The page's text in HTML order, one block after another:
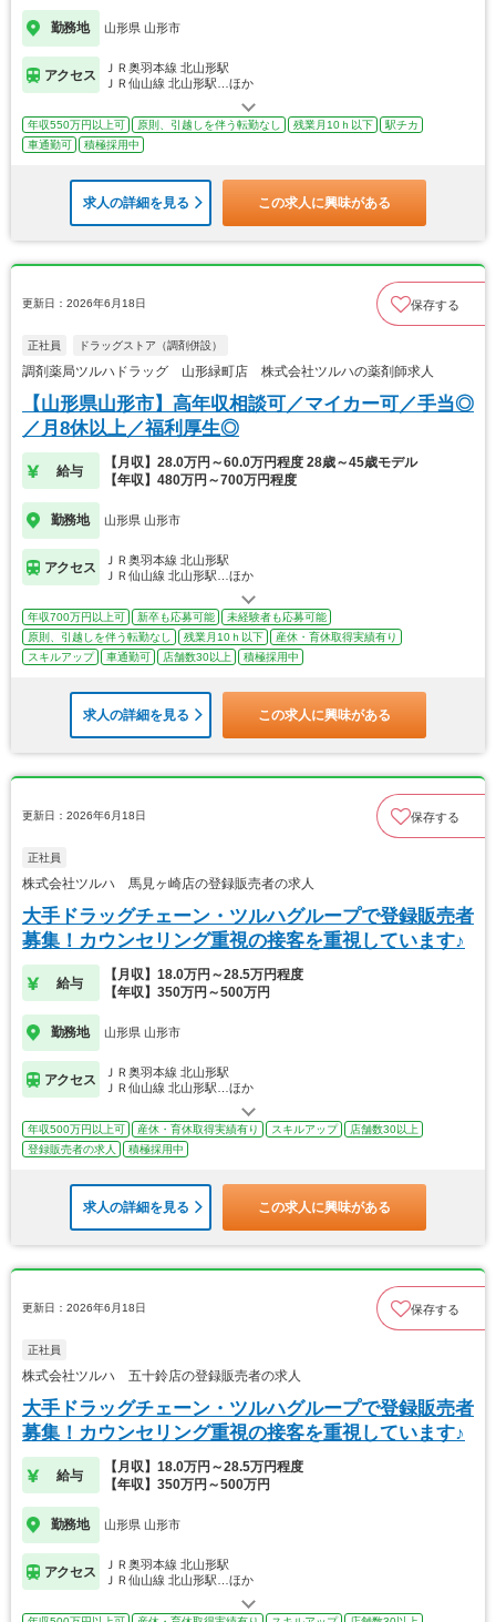
勤務地 山形県 山形市
アクセス
ＪＲ奥羽本線 北山形駅
ＪＲ仙山線 北山形駅…ほか
年収550万円以上可 原則、引越しを伴う転勤なし 残業月10ｈ以下
駅チカ
車通勤可
積極採用中
求人の詳細を見る この求人に興味がある
更新日：2026年6月18日 保存する
正社員 ドラッグストア（調剤併設）
調剤薬局ツルハドラッグ 山形緑町店 株式会社ツルハの薬剤師求人
【山形県山形市】高年収相談可／マイカー可／手当◎
／月8休以上／福利厚生◎
給与
【月収】28.0万円～60.0万円程度 28歳～45歳モデル
【年収】480万円～700万円程度
勤務地 山形県 山形市
アクセス
ＪＲ奥羽本線 北山形駅
ＪＲ仙山線 北山形駅…ほか
年収700万円以上可 新卒も応募可能
未経験者も応募可能
原則、引越しを伴う転勤なし
残業月10ｈ以下
産休・育休取得実績有り
スキルアップ
車通勤可 店舗数30以上 積極採用中
求人の詳細を見る この求人に興味がある
更新日：2026年6月18日 保存する
正社員
株式会社ツルハ 馬見ヶ崎店の登録販売者の求人
大手ドラッグチェーン・ツルハグループで登録販売者
募集！カウンセリング重視の接客を重視しています♪
給与
【月収】18.0万円～28.5万円程度
【年収】350万円～500万円
勤務地 山形県 山形市
アクセス
ＪＲ奥羽本線 北山形駅
ＪＲ仙山線 北山形駅…ほか
年収500万円以上可 産休・育休取得実績有り スキルアップ
店舗数30以上
登録販売者の求人
積極採用中
求人の詳細を見る この求人に興味がある
更新日：2026年6月18日 保存する
正社員
株式会社ツルハ 五十鈴店の登録販売者の求人
大手ドラッグチェーン・ツルハグループで登録販売者
募集！カウンセリング重視の接客を重視しています♪
給与
【月収】18.0万円～28.5万円程度
【年収】350万円～500万円
勤務地 山形県 山形市
アクセス
ＪＲ奥羽本線 北山形駅
ＪＲ仙山線 北山形駅…ほか